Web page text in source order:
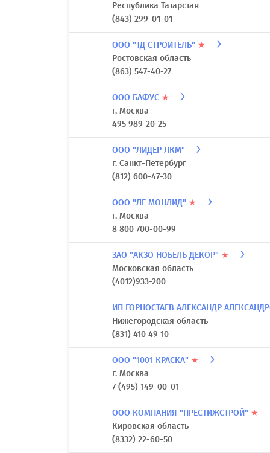
Республика Татарстан
(843) 299-01-01
ООО "ТД СТРОИТЕЛЬ" ★
Ростовская область
(863) 547-40-27
ООО БАФУС ★
г. Москва
495 989-20-25
ООО "ЛИДЕР ЛКМ"
г. Санкт-Петербург
(812) 600-47-30
ООО "ЛЕ МОНЛИД" ★
г. Москва
8 800 700-00-99
ЗАО "АКЗО НОБЕЛЬ ДЕКОР" ★
Московская область
(4012)933-200
ИП ГОРНОСТАЕВ АЛЕКСАНДР
Нижегородская область
(831) 410 49 10
ООО "1001 КРАСКА" ★
г. Москва
7 (495) 149-00-01
ООО КОМПАНИЯ "ПРЕСТИЖСТРОЙ" ★
Кировская область
(8332) 22-60-50